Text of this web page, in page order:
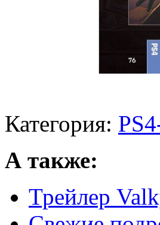
Категория:
А также:
Трейлер